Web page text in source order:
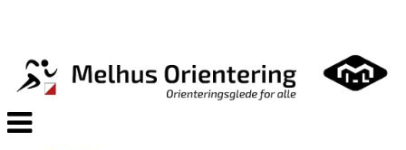
Veksle
navigasjon